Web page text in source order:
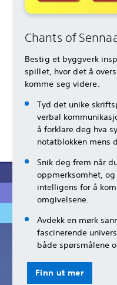
Chants of
Bestig et byggverk
spillet, hvor det å
komme seg videre.
Tyd det unike
verbal
å forklare deg hva
notatblokken mens
Snik deg frem når
oppmerksomhet,
intelligens for å
omgivelsene.
Avdekk en mørk
fascinerende
både spørsmålene
Finn ut mer